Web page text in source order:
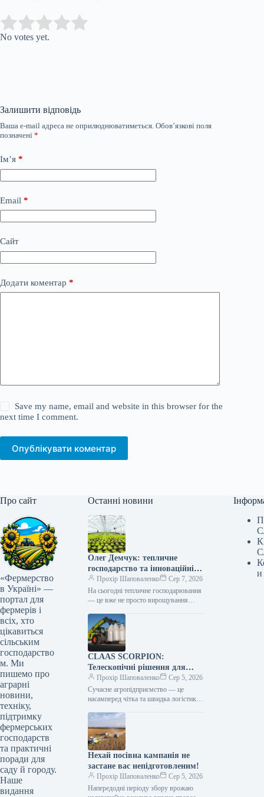
Rate this item:
No votes yet.
Залишити відповідь
Ваша e-mail адреса не оприлюднюватиметься. Обов’язкові поля
позначені *
Ім’я *
Email *
Сайт
Додати коментар *
Save my name, email and website in this browser for the
next time I comment.
Опублікувати коментар
Про сайт
«Фермерство
в Україні» —
портал для
фермерів і
всіх, хто
цікавиться
сільським
господарство
м. Ми
пишемо про
аграрні
новини,
техніку,
підтримку
фермерських
господарств
та практичні
поради для
саду й городу.
Наше
видання
Останні новини
Олег Демчук: тепличне
господарство та інноваційні
центри в Україні
Прохір Шаповаленко
Сер 7, 2026
На сьогодні тепличне господарювання
— це вже не просто вирощування
технологій та цифрових інструментів,
що…
CLAAS SCORPION:
Телескопічні рішення для
ефективного агрологістичного
менеджменту
Прохір Шаповаленко
Сер 5, 2026
Сучасне агропідприємство — це
насамперед чітка та швидка логістика.
тисяч тонн зерна, робота з
біогазовими…
Нехай посівна кампанія не
застане вас непідготовленим!
Прохір Шаповаленко
Сер 5, 2026
Напередодні періоду збору врожаю
и